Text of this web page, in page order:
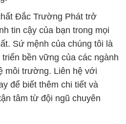
doanh hóa chất Powder
tại Bạc Liêu
phân phối hóa chất Powder
tại Bạc Liêu
mại hóa chất Powder
tại Bạc Liêu
mại hóa chất Powder
tại Bạc Liêu